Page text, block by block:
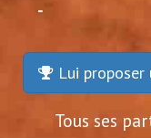
-
Lui proposer
Tous ses